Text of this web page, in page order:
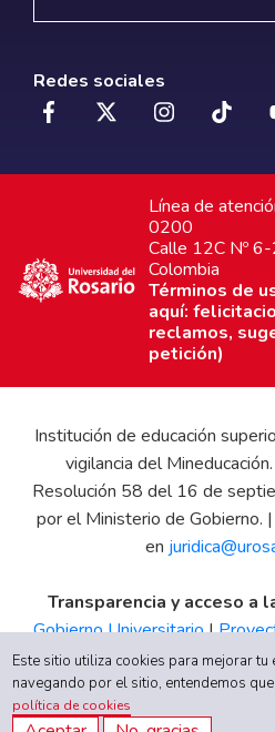
Redes sociales
Línea de
0200
Calle 12C Nº
Colombia
Términos de
aquí:
reclamos,
petición)
Institución de educación
vigilancia del
Resolución 58 del 16 de
por el Ministerio de Gobierno.
en
Transparencia y acceso a
Gobierno Universitario|
|Informe de Gestión|
Tributario|Estados Financieros
de
Este sitio utiliza cookies para mejorar
navegando por el sitio, entendemos
política de cookies